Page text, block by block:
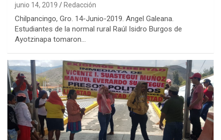
junio 14, 2019 Redacción
Chilpancingo, Gro. 14-Junio-2019. Angel Galeana.
Estudiantes de la normal rural Raúl Isidro Burgos de
Ayotzinapa tomaron…